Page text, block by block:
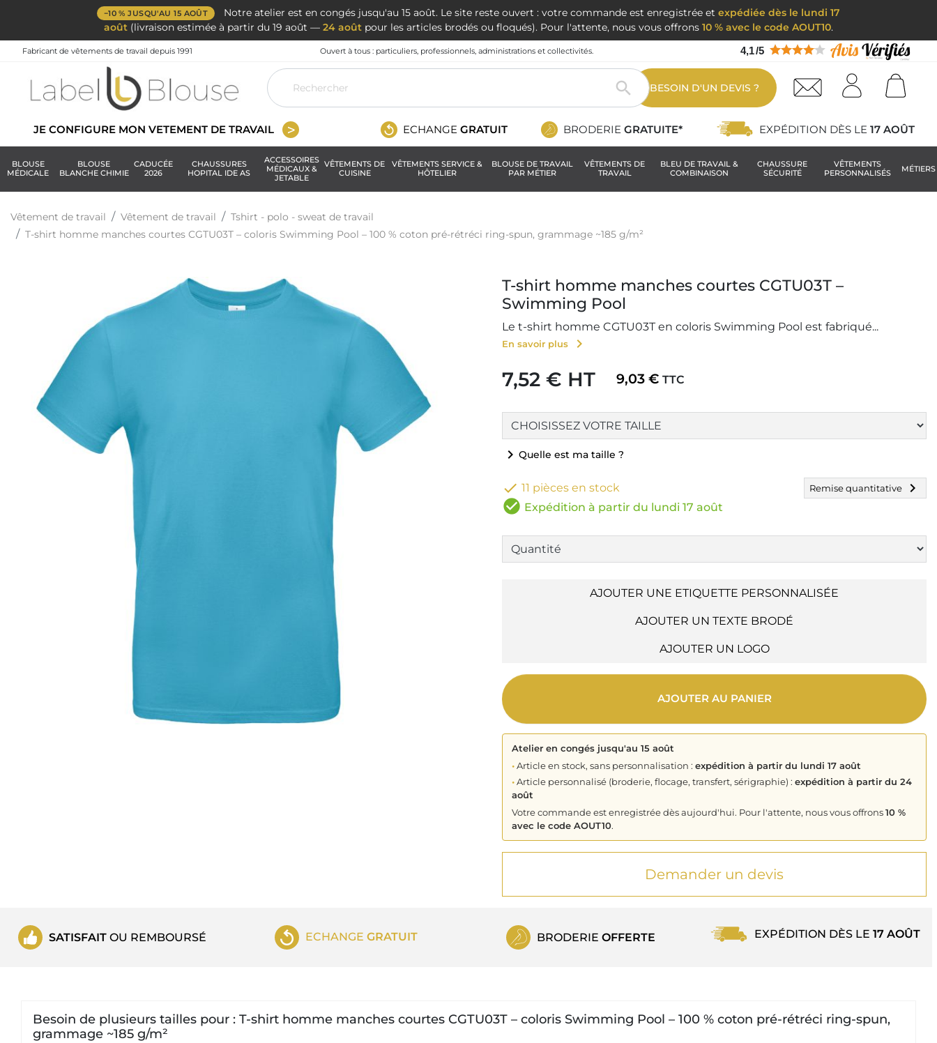
−10 % JUSQU'AU 15 AOÛT Notre atelier est en congés jusqu'au 15 août. Le site reste ouvert : votre commande est enregistrée etexpédiée dès le lundi 17
août (livraison estimée à partir du 19 août — 24 août pour les articles brodés ou floqués). Pour l'attente, nous vous offrons 10 % avec le code AOUT10.
Fabricant de vêtements de travail depuis 1991 Ouvert à tous : particuliers, professionnels, administrations et collectivités. 4,1/5
 BESOIN D'UN DEVIS ?
JE CONFIGURE MON VETEMENT DE TRAVAIL ECHANGE GRATUIT BRODERIE GRATUITE* EXPÉDITION DÈS LE 17 AOÛT
BLOUSE
MÉDICALE
BLOUSE
BLANCHE CHIMIE
CADUCÉE
2026
CHAUSSURES
HOPITAL IDE AS
ACCESSOIRES
MÉDICAUX &
JETABLE
VÊTEMENTS DE
CUISINE
VÊTEMENTS SERVICE &
HÔTELIER
BLOUSE DE TRAVAIL
PAR MÉTIER
VÊTEMENTS DE
TRAVAIL
BLEU DE TRAVAIL &
COMBINAISON
CHAUSSURE
SÉCURITÉ
VÊTEMENTS
PERSONNALISÉS
MÉTIERS
Vêtement de travail Vêtement de travail
Tshirt - polo - sweat de travail
T-shirt homme manches courtes CGTU03T – coloris Swimming Pool – 100 % coton pré-rétréci ring-spun, grammage ~185 g/m²
T-shirt homme manches courtes CGTU03T –
Swimming Pool
Le t-shirt homme CGTU03T en coloris Swimming Pool est fabriqué...
En savoir plus chevron_right
7,52 € HT 9,03 € TTC
chevron_right Quelle est ma taille ?
 11 pièces en stock
check_circle Expédition à partir du lundi 17 août
Remise quantitative chevron_right
AJOUTER UNE ETIQUETTE PERSONNALISÉE
AJOUTER UN TEXTE BRODÉ
AJOUTER UN LOGO
AJOUTER AU PANIER
Atelier en congés jusqu'au 15 août
•Article en stock, sans personnalisation : expédition à partir du lundi 17 août
•Article personnalisé (broderie, flocage, transfert, sérigraphie) : expédition à partir du 24
août
Votre commande est enregistrée dès aujourd'hui. Pour l'attente, nous vous offrons10 %
avec le code AOUT10.
Demander un devis
SATISFAITOU REMBOURSÉ ECHANGEGRATUIT BRODERIE OFFERTE EXPÉDITION DÈS LE 17 AOÛT
Besoin de plusieurs tailles pour : T-shirt homme manches courtes CGTU03T – coloris Swimming Pool – 100 % coton pré-rétréci ring-spun,
grammage ~185 g/m²